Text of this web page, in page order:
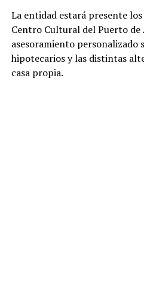
La entidad estará presente
Centro Cultural del Puerto
asesoramiento personalizado
hipotecarios y las distintas
casa propia.